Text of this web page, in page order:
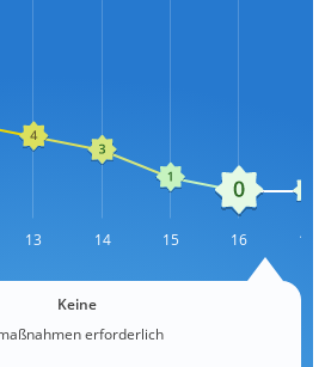
13 14 15 16 17
Keine
erforderlich